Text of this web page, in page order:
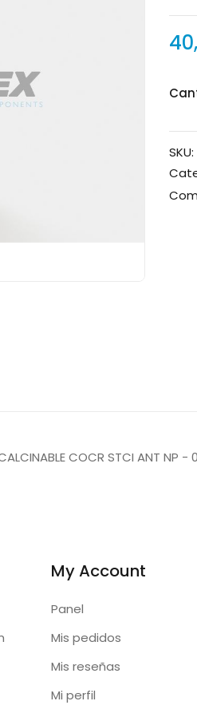
SKU:
COCR STCI ANT NP -
My Account
Panel
Mis pedidos
Mis reseñas
Mi perfil